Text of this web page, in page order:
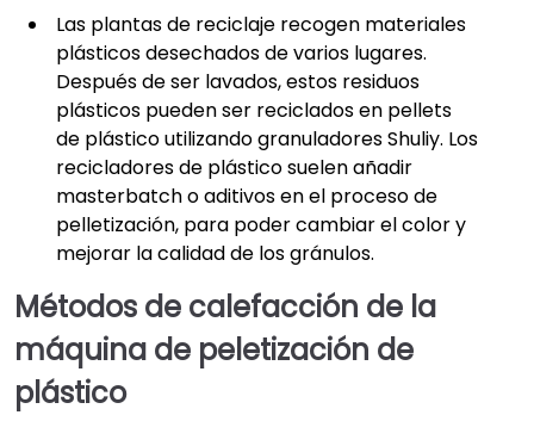
Las plantas de reciclaje recogen materiales
plásticos desechados de varios lugares.
Después de ser lavados, estos residuos
plásticos pueden ser reciclados en pellets
de plástico utilizando granuladores Shuliy. Los
recicladores de plástico suelen añadir
masterbatch o aditivos en el proceso de
pelletización, para poder cambiar el color y
mejorar la calidad de los gránulos.
Métodos de calefacción de la
máquina de peletización de
plástico